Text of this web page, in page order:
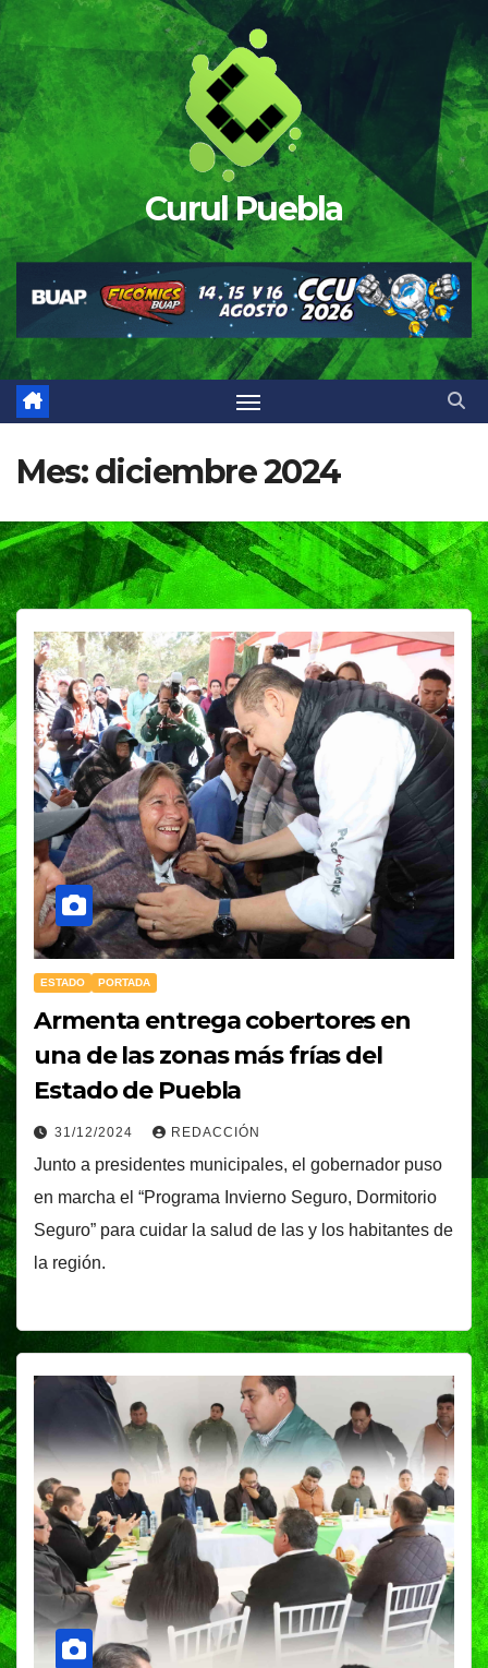
Saltar
al
contenido
Curul Puebla
Mes:diciembre 2024
ESTADO PORTADA
Armenta entrega cobertores en
una de las zonas más frías del
Estado de Puebla
31/12/2024 REDACCIÓN
Junto a presidentes municipales, el gobernador puso
en marcha el “Programa Invierno Seguro, Dormitorio
Seguro” para cuidar la salud de las y los habitantes de
la región.